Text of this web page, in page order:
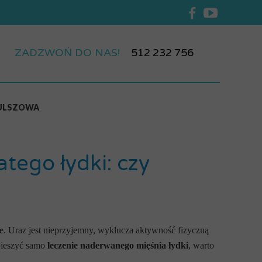
ZADZWOŃ DO NAS! 512 232 756
WIĘZADŁA POBOCZNE
BÓLE KOLANA
BIODROWEGO
ACHILLESA
KONTAKT
łydki: czy
Uraz jest nieprzyjemny, wyklucza aktywność fizyczną
samo leczenie naderwanego mięśnia łydki, warto